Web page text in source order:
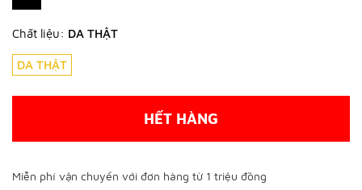
Chất liệu: DA THẬT
DA THẬT
HẾT HÀNG
Miễn phí vận chuyển với đơn hàng từ 1 triệu đồng